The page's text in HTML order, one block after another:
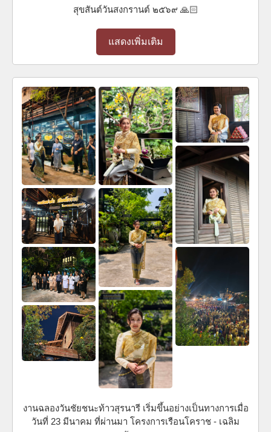
สุขสันต์วันสงกรานต์ ๒๕๖๙ 🙏🏻
แสดงเพิ่มเติม
งานฉลองวันชัยชนะท้าวสุรนารี เริ่มขึ้นอย่างเป็นทางการเมื่อ
วันที่ 23 มีนาคม ที่ผ่านมา โครงการเรือนโคราช - เฉลิม